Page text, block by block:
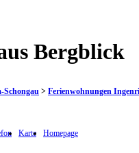
Bergblick
Schongau > Ferienwohnungen
Karte Homepage